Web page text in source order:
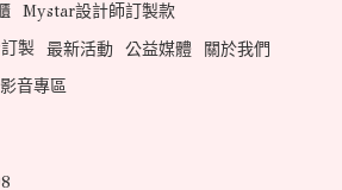
Mystar設計師訂製款
製 最新活動 公益媒體
關於我們
影音專區